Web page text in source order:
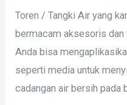
Toren / Tangki Air yang
bermacam aksesoris
Anda bisa
seperti media untuk
cadangan air bersih pada